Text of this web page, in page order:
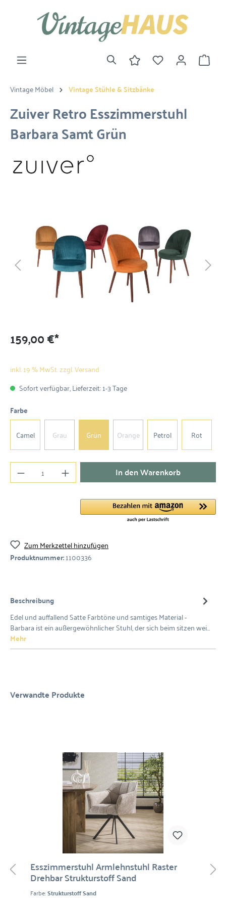
Vintage Möbel Vintage Stühle & Sitzbänke
Zuiver Retro Esszimmerstuhl
Barbara Samt Grün
159,00 €*
inkl. 19 % MwSt. zzgl. Versand
Sofort verfügbar, Lieferzeit: 1-3 Tage
Farbe
Camel Grau Grün Orange Petrol Rot
In den Warenkorb
Zum Merkzettel hinzufügen
Produktnummer:1100336
Beschreibung
Edel und auffallend Satte Farbtöne und samtiges Material -
Barbara ist ein außergewöhnlicher Stuhl, der sich beim sitzen wei…
Mehr
Verwandte Produkte
Esszimmerstuhl Armlehnstuhl Raster
Drehbar Strukturstoff Sand
Farbe:Strukturstoff Sand